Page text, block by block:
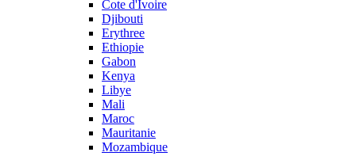
Cote d'Ivoire
Djibouti
Erythree
Ethiopie
Gabon
Kenya
Libye
Mali
Maroc
Mauritanie
Mozambique